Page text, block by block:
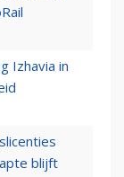
Izhavia in
blijft